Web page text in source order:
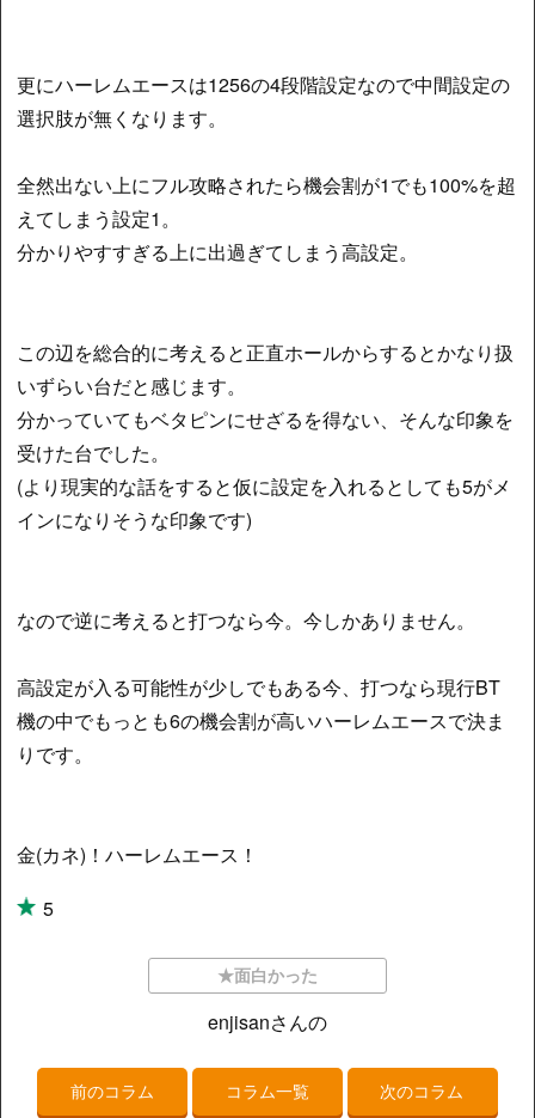
更にハーレムエースは1256の4段階設定なので中間設定の
選択肢が無くなります。
全然出ない上にフル攻略されたら機会割が1でも100%を超
えてしまう設定1。
分かりやすすぎる上に出過ぎてしまう高設定。
この辺を総合的に考えると正直ホールからするとかなり扱
いずらい台だと感じます。
分かっていてもベタピンにせざるを得ない、そんな印象を
受けた台でした。
(より現実的な話をすると仮に設定を入れるとしても5がメ
インになりそうな印象です)
なので逆に考えると打つなら今。今しかありません。
高設定が入る可能性が少しでもある今、打つなら現行BT
機の中でもっとも6の機会割が高いハーレムエースで決ま
りです。
金(カネ)！ハーレムエース！
5
★面白かった
enjisanさんの
前のコラム コラム一覧 次のコラム